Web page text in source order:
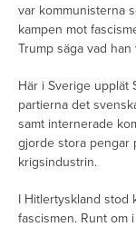
var kommunisterna
kampen mot
Trump säga vad han
Här i Sverige upplät
partierna det
samt internerade
gjorde stora pengar
krigsindustrin.
I Hitlertyskland stod
fascismen. Runt om